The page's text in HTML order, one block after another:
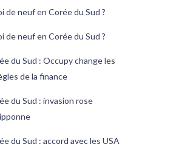
de neuf en Corée du Sud ?
de neuf en Corée du Sud ?
du Sud : Occupy change les
de la finance
du Sud : invasion rose
du Sud : accord avec les USA